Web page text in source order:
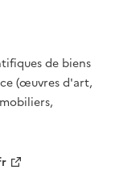
de biens
(œuvres d'art,